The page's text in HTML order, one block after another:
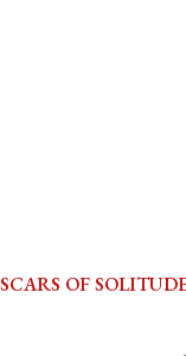
SCARS OF